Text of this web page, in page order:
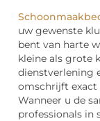
uw gewenste
bent van harte
kleine als grote
dienstverlening
omschrijft exact
Wanneer u de
professionals in